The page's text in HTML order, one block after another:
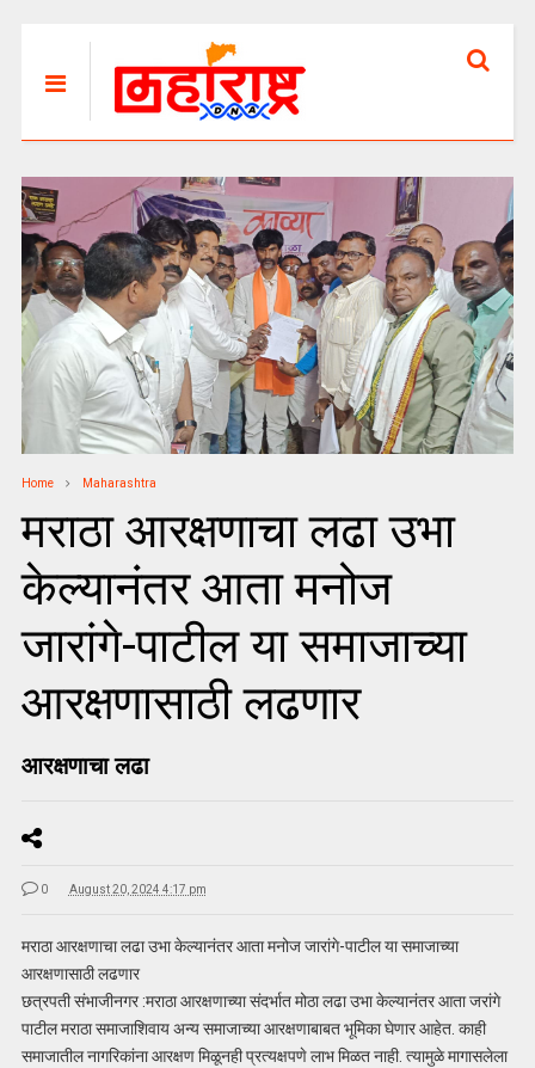
Home Maharashtra
मराठा आरक्षणाचा लढा उभा
केल्यानंतर आता मनोज
जारांगे-पाटील या समाजाच्या
आरक्षणासाठी लढणार
आरक्षणाचा लढा
0 August 20, 2024 4:17 pm
मराठा आरक्षणाचा लढा उभा केल्यानंतर आता मनोज जारांगे-पाटील या समाजाच्या
आरक्षणासाठी लढणार
छत्रपती संभाजीनगर :मराठा आरक्षणाच्या संदर्भात मोठा लढा उभा केल्यानंतर आता जरांगे
पाटील मराठा समाजाशिवाय अन्य समाजाच्या आरक्षणाबाबत भूमिका घेणार आहेत. काही
समाजातील नागरिकांना आरक्षण मिळूनही प्रत्यक्षपणे लाभ मिळत नाही. त्यामुळे मागासलेला